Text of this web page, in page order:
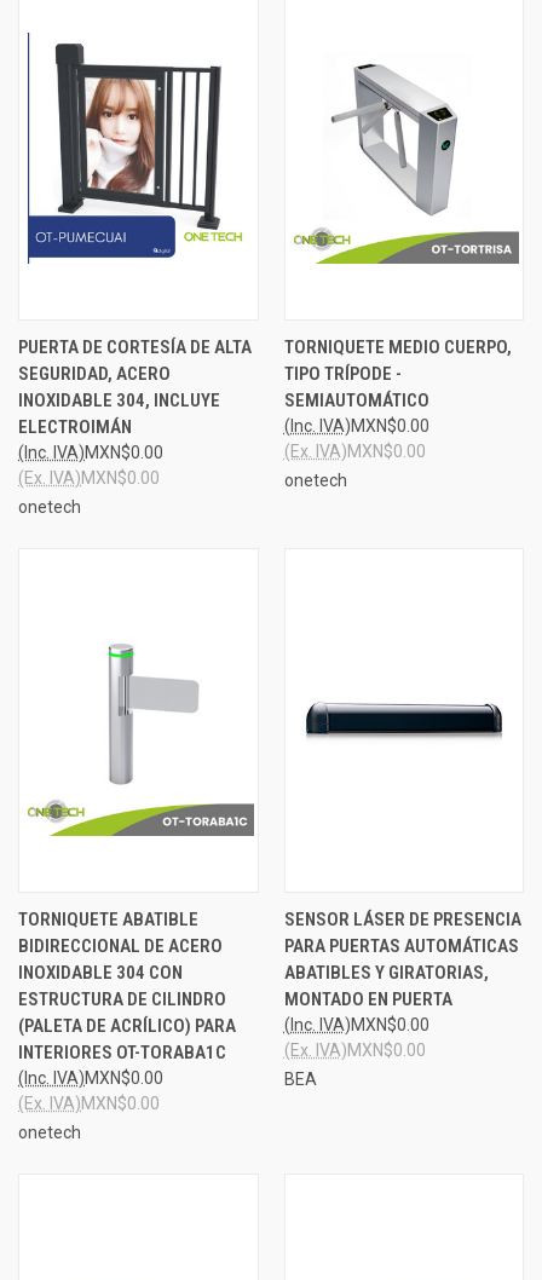
PUERTA DE CORTESÍA DE ALTA
SEGURIDAD, ACERO
INOXIDABLE 304, INCLUYE
ELECTROIMÁN
MXN$0.00
(Inc. IVA)
MXN$0.00
(Ex. IVA)
onetech
TORNIQUETE MEDIO CUERPO,
TIPO TRÍPODE -
SEMIAUTOMÁTICO
MXN$0.00
(Inc. IVA)
MXN$0.00
(Ex. IVA)
onetech
TORNIQUETE ABATIBLE
BIDIRECCIONAL DE ACERO
INOXIDABLE 304 CON
ESTRUCTURA DE CILINDRO
(PALETA DE ACRÍLICO) PARA
INTERIORES OT-TORABA1C
MXN$0.00
(Inc. IVA)
MXN$0.00
(Ex. IVA)
onetech
SENSOR LÁSER DE PRESENCIA
PARA PUERTAS AUTOMÁTICAS
ABATIBLES Y GIRATORIAS,
MONTADO EN PUERTA
MXN$0.00
(Inc. IVA)
MXN$0.00
(Ex. IVA)
BEA